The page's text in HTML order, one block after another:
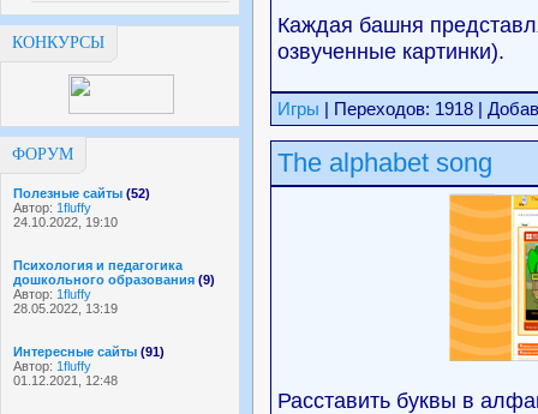
КОНКУРСЫ
ФОРУМ
Полезные сайты (52)
Автор: 1fluffy
24.10.2022, 19:10
Психология и педагогика
дошкольного образования (9)
Автор: 1fluffy
28.05.2022, 13:19
Интересные сайты (91)
Автор: 1fluffy
01.12.2021, 12:48
Каждая башня
озвученные картинки).
Игры | Переходов: 1918 |
The alphabet song
Расставить буквы в